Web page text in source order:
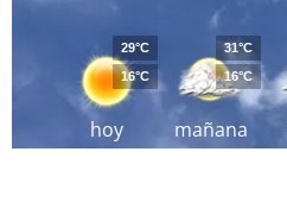
hoy
29°C
16°C
mañana
31°C
16°C